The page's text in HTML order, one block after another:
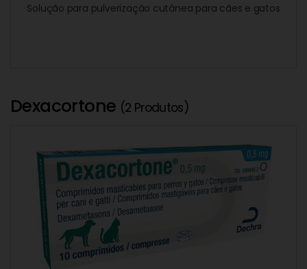
Solução para pulverização cutânea para cães e gatos
Dexacortone (2 Produtos)